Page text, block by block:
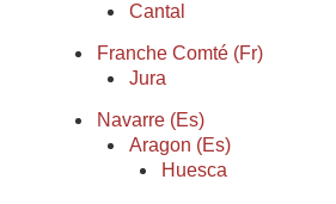
Cantal
Franche Comté (Fr)
Jura
Navarre (Es)
Aragon (Es)
Huesca